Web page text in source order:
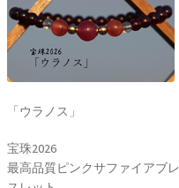
「ウラノス」
宝珠2026
最高品質ピンクサファイアブレ